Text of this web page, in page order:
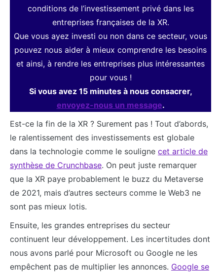
conditions de l’investissement privé dans les
entreprises françaises de la XR.
Que vous ayez investi ou non dans ce secteur, vous
pouvez nous aider à mieux comprendre les besoins
et ainsi, à rendre les entreprises plus intéressantes
pour vous !
Si vous avez 15 minutes à nous consacrer,
envoyez-nous un message.
Est-ce la fin de la XR ? Surement pas ! Tout d’abords,
le ralentissement des investissements est globale
dans la technologie comme le souligne cet article de
synthèse de Crunchbase. On peut juste remarquer
que la XR paye probablement le buzz du Metaverse
de 2021, mais d’autres secteurs comme le Web3 ne
sont pas mieux lotis.
Ensuite, les grandes entreprises du secteur
continuent leur développement. Les incertitudes dont
nous avons parlé pour Microsoft ou Google ne les
empêchent pas de multiplier les annonces. Google se